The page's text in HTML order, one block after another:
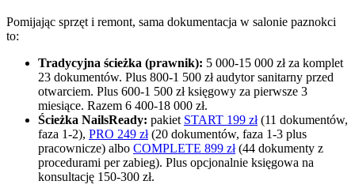
Pomijając sprzęt i remont, sama dokumentacja w salonie paznokci
to:
Tradycyjna ścieżka (prawnik): 5 000-15 000 zł za komplet
23 dokumentów. Plus 800-1 500 zł audytor sanitarny przed
otwarciem. Plus 600-1 500 zł księgowy za pierwsze 3
miesiące. Razem 6 400-18 000 zł.
Ścieżka NailsReady: pakiet START 199 zł(11 dokumentów,
faza 1-2), PRO 249 zł(20 dokumentów, faza 1-3 plus
pracownicze) albo COMPLETE 899 zł(44 dokumenty z
procedurami per zabieg). Plus opcjonalnie księgowa na
konsultację 150-300 zł.